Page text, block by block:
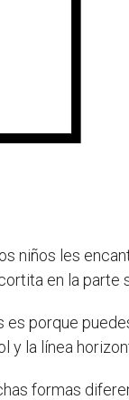
niños les
en la parte
porque
la línea
formas